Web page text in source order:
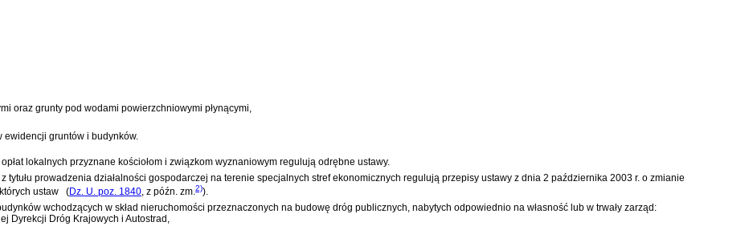
oraz grunty pod wodami powierzchniowymi płynącymi,
ewidencji gruntów i budynków.
lokalnych przyznane kościołom i związkom wyznaniowym regulują odrębne ustawy.
tytułu prowadzenia działalności gospodarczej na terenie specjalnych stref ekonomicznych regulują przepisy ustawy z dnia 2 października 2003 r. o zmianie
ustaw
(Dz. U. poz. 1840, z późn. zm.2)).
wchodzących w skład nieruchomości przeznaczonych na budowę dróg publicznych, nabytych odpowiednio na własność lub w trwały zarząd:
Dyrekcji Dróg Krajowych i Autostrad,